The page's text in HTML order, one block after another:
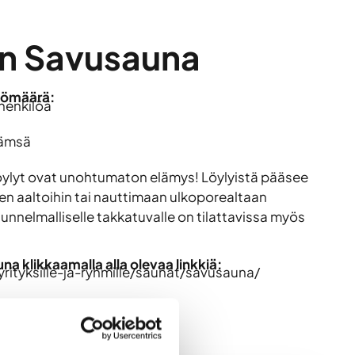
Savusauna
ovat unohtumaton elämys! Löylyistä pääsee
aaltoihin tai nauttimaan ulkoporealtaan
takkatuvalle on tilattavissa myös
klikkaamalla alla olevaa linkkiä:
ja-ryhmille/saunat/savusauna/